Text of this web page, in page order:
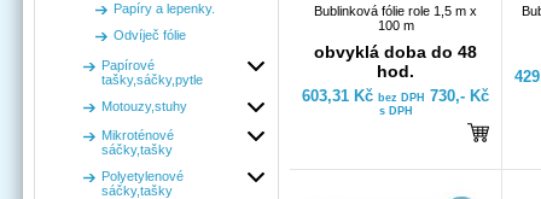
Papíry a lepenky.
Odvíječ fólie
Papírové
tašky,sáčky,pytle
Motouzy,stuhy
Mikroténové
sáčky,tašky
Polyetylenové
sáčky,tašky
Bublinková fólie role 1,5 m x
100 m
obvyklá doba do 48
hod.
603,31 Kč bez DPH 730,- Kč
s DPH